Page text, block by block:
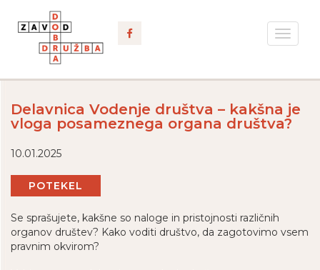
Toggle
Delavnica Vodenje društva – kakšna je
vloga posameznega organa društva?
10.01.2025
POTEKEL
Se sprašujete, kakšne so naloge in pristojnosti različnih
organov društev? Kako voditi društvo, da zagotovimo vsem
pravnim okvirom?